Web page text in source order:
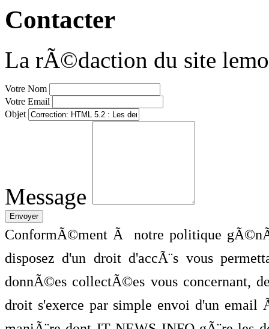
Contacter
La rÃ©daction du site
Votre Nom
Votre Email
Objet
Message
ConformÃ©ment Ã notre politique
disposez d'un droit d'accÃ¨s vous
donnÃ©es collectÃ©es vous concernant,
droit s'exerce par simple envoi d'un